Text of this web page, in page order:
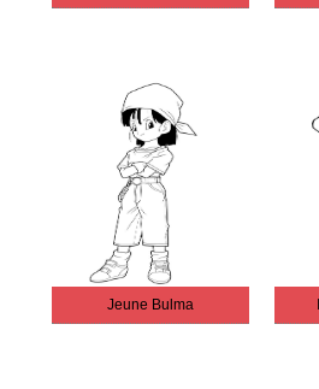
Jeune Bulma